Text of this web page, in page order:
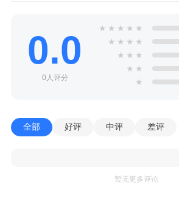
0.0
0人评分
★ ★ ★ ★ ★
★ ★ ★ ★
★ ★ ★
★ ★
★
全部 好评 中评 差评
暂无更多评论